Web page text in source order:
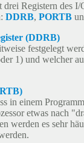
Registern des I/
DDRB, PORTB
(DDRB)
festgelegt
1) und welcher
in einem
etwas nach
werden es sehr